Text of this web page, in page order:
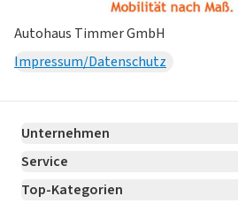
Autohaus Timmer GmbH
Impressum/Datenschutz
Unternehmen
Über LeasingMarkt.de
Karriere Jetzt bewerben!
Service
Kontakt
Top-Kategorien